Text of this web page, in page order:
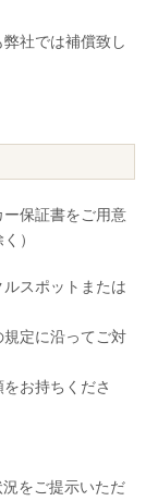
社では補償致し
保証書をご用意
）
スポットまたは
定に沿ってご対
お持ちくださ
をご提示いただ